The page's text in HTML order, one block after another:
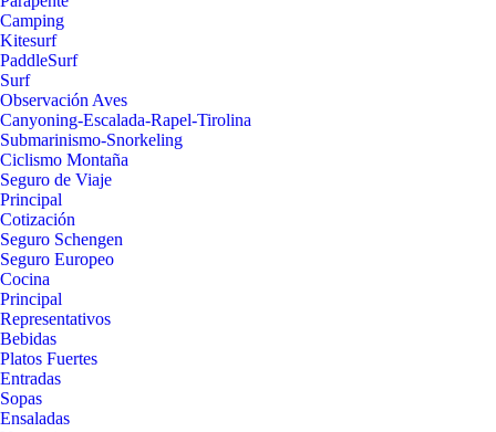
Camping
Kitesurf
PaddleSurf
Surf
Observación Aves
Canyoning-Escalada-Rapel-Tirolina
Submarinismo-Snorkeling
Ciclismo Montaña
Seguro de Viaje
Principal
Cotización
Seguro Schengen
Seguro Europeo
Cocina
Principal
Representativos
Bebidas
Platos Fuertes
Entradas
Sopas
Ensaladas